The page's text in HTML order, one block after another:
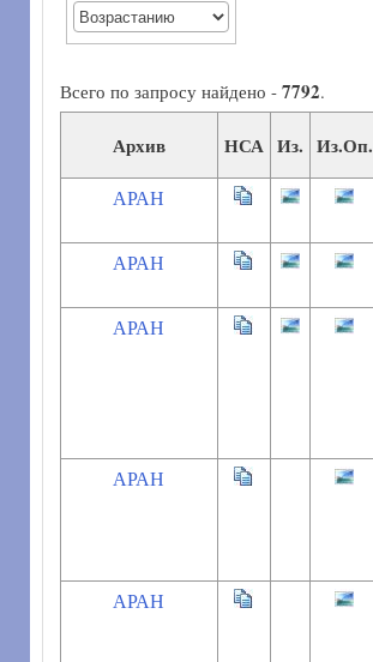
Всего по запросу найдено - 7792.
Архив НСА Из. Из.Оп.
АРАН
АРАН
АРАН
АРАН
АРАН